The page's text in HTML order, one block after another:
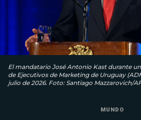
El mandatario José Antonio Kast durante
de Ejecutivos de Marketing de Uruguay
julio de 2026. Foto: Santiago Mazzarovich/
MUNDO